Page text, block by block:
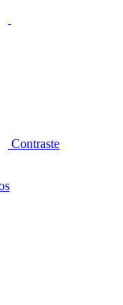
Contraste